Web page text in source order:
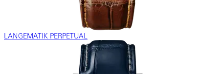
LANGEMATIK PERPETUAL